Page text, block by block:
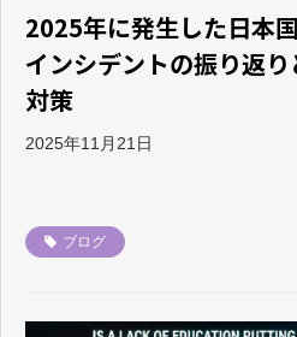
2025年に発生した日本
インシデントの振り返
対策
2025年11月21日
ブログ